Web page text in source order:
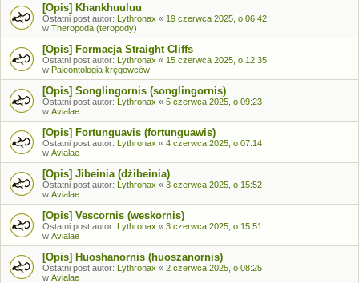
[Opis] Khankhuuluu
Ostatni post autor: Lythronax « 19 czerwca 2025, o 06:42
w Theropoda (teropody)
[Opis] Formacja Straight Cliffs
Ostatni post autor: Lythronax « 15 czerwca 2025, o 12:35
w Paleontologia kręgowców
[Opis] Songlingornis (songlingornis)
Ostatni post autor: Lythronax « 5 czerwca 2025, o 09:23
w Avialae
[Opis] Fortunguavis (fortunguawis)
Ostatni post autor: Lythronax « 4 czerwca 2025, o 07:14
w Avialae
[Opis] Jibeinia (dżibeinia)
Ostatni post autor: Lythronax « 3 czerwca 2025, o 15:52
w Avialae
[Opis] Vescornis (weskornis)
Ostatni post autor: Lythronax « 3 czerwca 2025, o 15:51
w Avialae
[Opis] Huoshanornis (huoszanornis)
Ostatni post autor: Lythronax « 2 czerwca 2025, o 08:25
w Avialae